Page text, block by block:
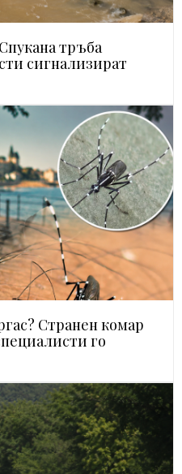
тръба
сигнализират
Странен комар
го